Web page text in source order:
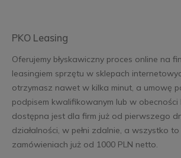
PKO Leasing
Oferujemy błyskawiczny proces online na
leasingiem sprzętu w sklepach
otrzymasz nawet w kilka minut, a umowę
podpisem kwalifikowanym lub w obecności
dostępna jest dla firm już od pierwszego
działalności, w pełni zdalnie, a wszystko
zamówieniach już od 1000 PLN netto.